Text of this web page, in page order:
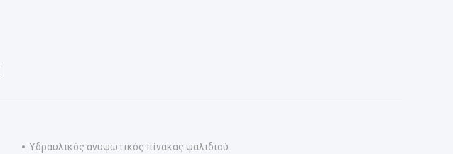
Υδραυλικός ανυψωτικός πίνακας ψαλιδιού